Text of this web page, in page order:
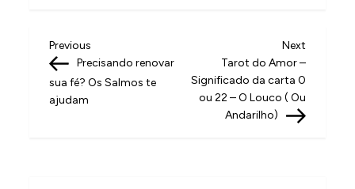
N
a
v
Previous
Post
Previous
Precisando renovar
sua fé? Os Salmos te
ajudam
Next
Post
Next
Tarot do Amor –
Significado da carta 0
ou 22 – O Louco ( Ou
Andarilho)